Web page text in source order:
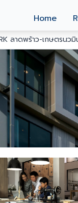
Home
ลาดพร้าว-เกษตรนว